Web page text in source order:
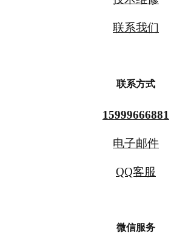
联系我们
联系方式
15999666881
电子邮件
QQ客服
微信服务